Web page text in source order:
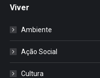
Viver
Ambiente
Ação Social
Cultura